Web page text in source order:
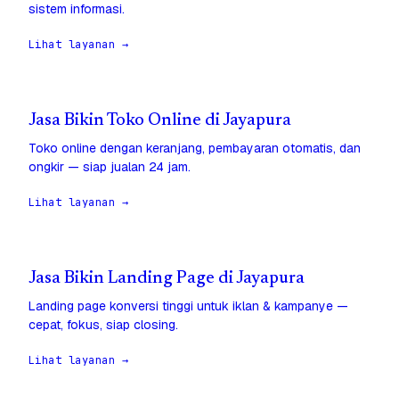
sistem informasi.
Lihat layanan →
Jasa Bikin Toko Online di Jayapura
Toko online dengan keranjang, pembayaran otomatis, dan
ongkir — siap jualan 24 jam.
Lihat layanan →
Jasa Bikin Landing Page di Jayapura
Landing page konversi tinggi untuk iklan & kampanye —
cepat, fokus, siap closing.
Lihat layanan →